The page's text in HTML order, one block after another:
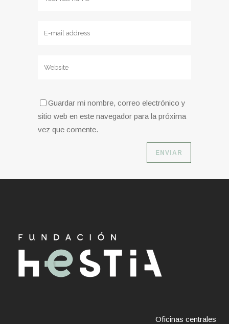
Guardar mi nombre, correo electrónico y
sitio web en este navegador para la próxima
vez que comente.
Oficinas centrales